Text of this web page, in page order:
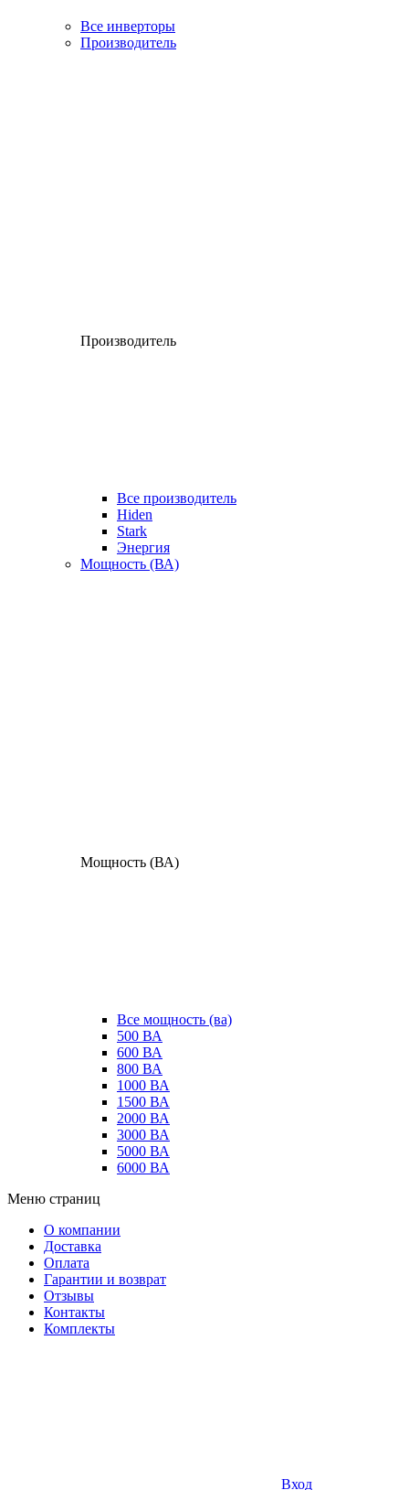
Все инверторы
Производитель
Производитель
Все производитель
Hiden
Stark
Энергия
Мощность (ВА)
Мощность (ВА)
Все мощность (ва)
500 ВА
600 ВА
800 ВА
1000 ВА
1500 ВА
2000 ВА
3000 ВА
5000 ВА
6000 ВА
Меню страниц
О компании
Доставка
Оплата
Гарантии и возврат
Отзывы
Контакты
Комплекты
Вход